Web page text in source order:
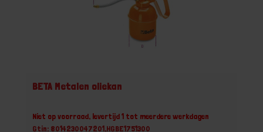
BETA Metalen oliekan
Niet op voorraad, levertijd 1 tot meerdere werkdagen
Gtin: 8014230047201,HGBE1751300